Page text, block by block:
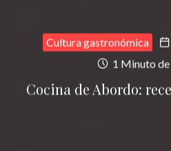
Cultura gastronómica
1 Minuto
Cocina de Abordo: